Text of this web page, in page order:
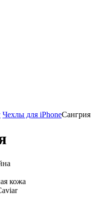
Чехлы для iPhoneСангрия
кожа